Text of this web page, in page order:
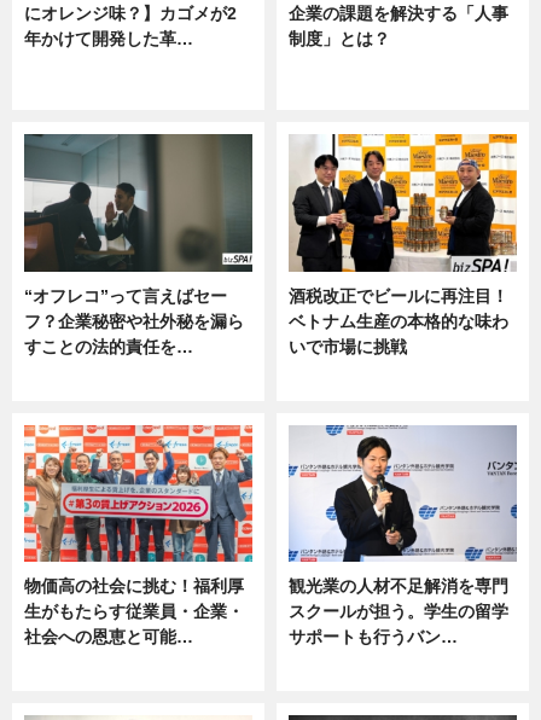
にオレンジ味？】カゴメが2
年かけて開発した革…
企業の課題を解決する「人事
制度」とは？
“オフレコ”って言えばセー
フ？企業秘密や社外秘を漏ら
すことの法的責任を…
酒税改正でビールに再注目！
ベトナム生産の本格的な味わ
いで市場に挑戦
物価高の社会に挑む！福利厚
生がもたらす従業員・企業・
社会への恩恵と可能…
観光業の人材不足解消を専門
スクールが担う。学生の留学
サポートも行うバン…